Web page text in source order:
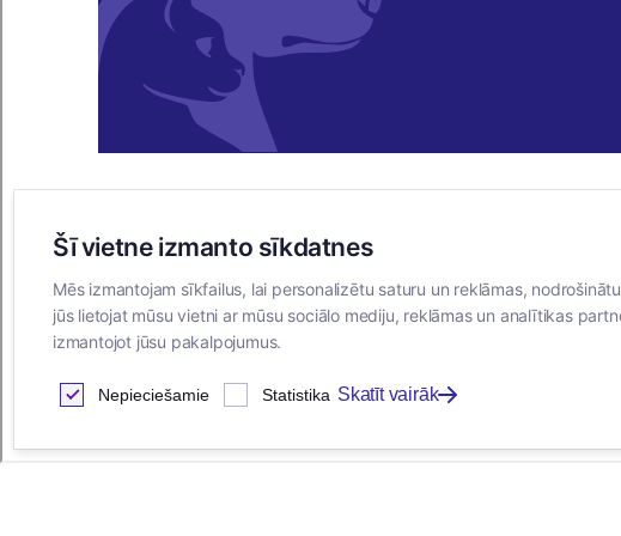
E-VEIKALS
Iegādes noteikumi
Privātuma politika
Sīkdatņu noteikumi
Par mums
Šī vietne izmanto sīkdatnes
Mēs izmantojam sīkfailus, lai personalizētu saturu un reklāmas,
jūs lietojat mūsu vietni ar mūsu sociālo mediju, reklāmas un analītikas
izmantojot jūsu pakalpojumus.
Nepieciešamie Statistika Skatīt vairāk